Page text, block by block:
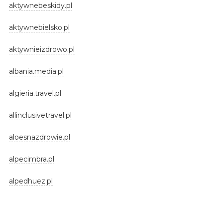
aktywnebeskidy.pl
aktywnebielsko.pl
aktywnieizdrowo.pl
albania.media.pl
algieria.travel.pl
allinclusivetravel.pl
aloesnazdrowie.pl
alpecimbra.pl
alpedhuez.pl